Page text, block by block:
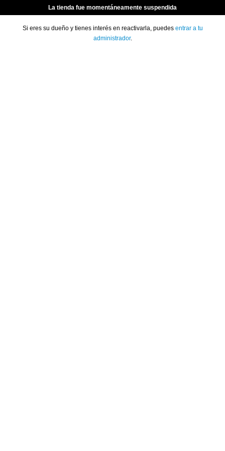
La tienda fue momentáneamente suspendida
Si eres su dueño y tienes interés en reactivarla, puedes entrar a tu
administrador.